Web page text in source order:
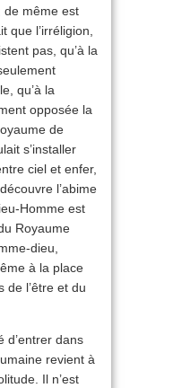
de même est
que l’irréligion,
pas, qu’à la
qu’à la
opposée la
de
s’installer
ciel et enfer,
l’abime
Homme est
Royaume
dieu,
à la place
de l’être et du
d’entrer dans
revient à
Il n’est